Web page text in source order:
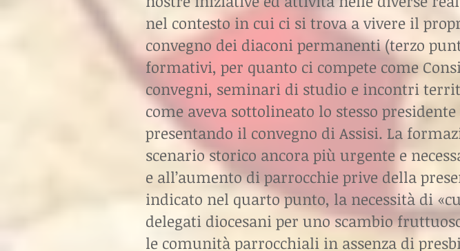
nel contesto in cui ci si trova a vivere il
convegno dei diaconi permanenti (terzo
formativi, per quanto ci compete come
convegni, seminari di studio e incontri
come aveva sottolineato lo stesso
presentando il convegno di Assisi. La
scenario storico ancora più urgente e
e all’aumento di parrocchie prive della
indicato nel quarto punto, la necessità di
delegati diocesani per uno scambio
le comunità parrocchiali in assenza di